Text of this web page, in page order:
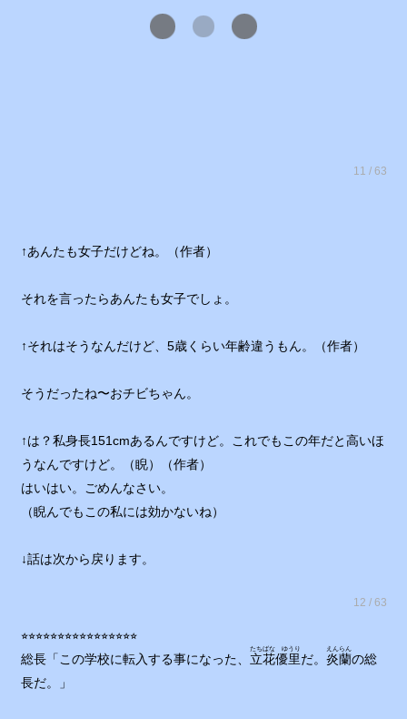
11 / 63
↑あんたも女子だけどね。（作者）
それを言ったらあんたも女子でしょ。
↑それはそうなんだけど、5歳くらい年齢違うもん。（作者）
そうだったね〜おチビちゃん。
↑は？私身長151cmあるんですけど。これでもこの年だと高いほ
うなんですけど。（睨）（作者）
はいはい。ごめんなさい。
（睨んでもこの私には効かないね）
↓話は次から戻ります。
12 / 63
⭐︎⭐︎⭐︎⭐︎⭐︎⭐︎⭐︎⭐︎⭐︎⭐︎⭐︎⭐︎⭐︎⭐︎⭐︎⭐︎
総長「この学校に転入する事になった、 立花優里
たちばな ゆうり
だ。 炎蘭
えんらん
の総
長だ。」